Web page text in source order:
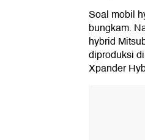
Soal mobil
bungkam.
hybrid
diproduksi
Xpander